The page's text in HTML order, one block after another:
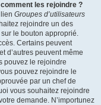
les rejoindre ?
Groupes d’utilisateurs
rejoindre un des
le bouton approprié.
Certains peuvent
d’autres peuvent même
pouvez le rejoindre
pouvez rejoindre le
par un chef de
vous souhaitez rejoindre
demande. N’importunez